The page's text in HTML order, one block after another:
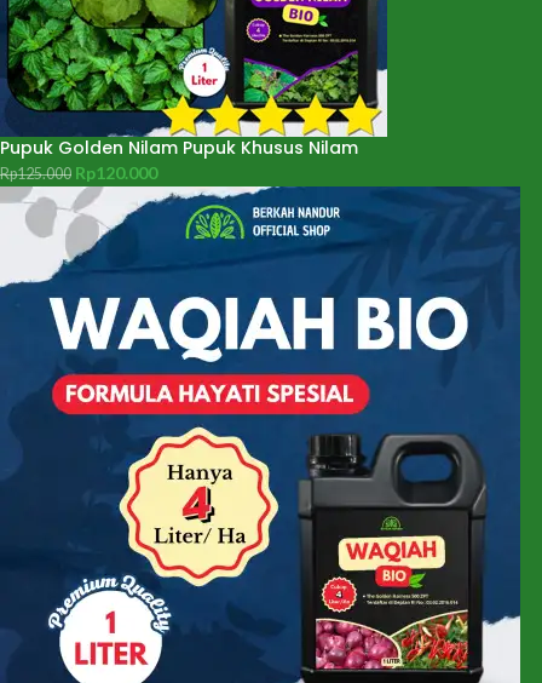
Pupuk Golden Nilam Pupuk Khusus Nilam
Rp125.000 Rp120.000